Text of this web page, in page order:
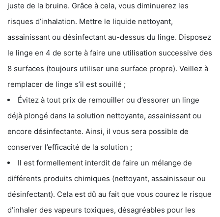
juste de la bruine. Grâce à cela, vous diminuerez les
risques d’inhalation. Mettre le liquide nettoyant,
assainissant ou désinfectant au-dessus du linge. Disposez
le linge en 4 de sorte à faire une utilisation successive des
8 surfaces (toujours utiliser une surface propre). Veillez à
remplacer de linge s’il est souillé ;
Évitez à tout prix de remouiller ou d’essorer un linge
déjà plongé dans la solution nettoyante, assainissant ou
encore désinfectante. Ainsi, il vous sera possible de
conserver l’efficacité de la solution ;
Il est formellement interdit de faire un mélange de
différents produits chimiques (nettoyant, assainisseur ou
désinfectant). Cela est dû au fait que vous courez le risque
d’inhaler des vapeurs toxiques, désagréables pour les